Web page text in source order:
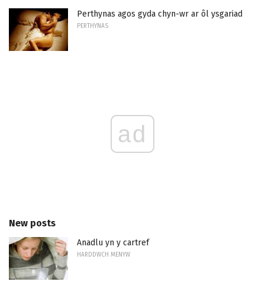
Perthynas agos gyda chyn-wr ar ôl ysgariad
PERTHYNAS
ad
New posts
Anadlu yn y cartref
HARDDWCH MENYW